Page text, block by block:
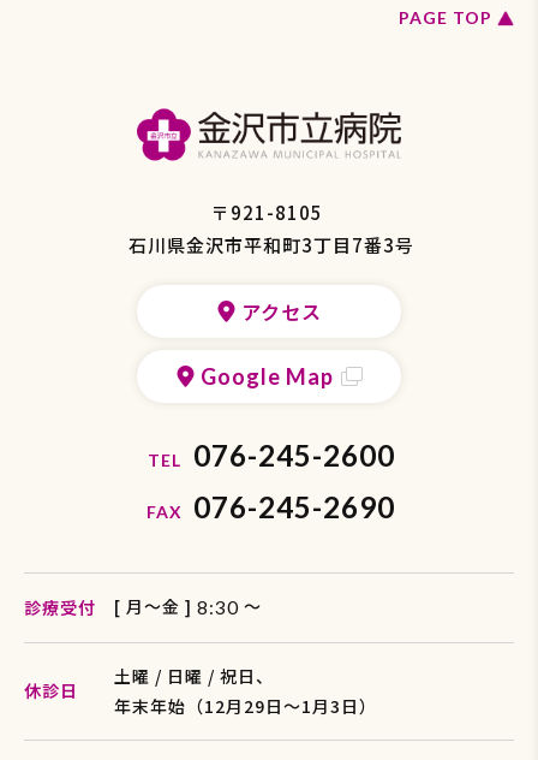
PAGE TOP ペ
〒921-8105
石川県金沢市平和町3丁目7番3号
アクセス
Google Map
TEL 076-245-2600
FAX 076-245-2690
診療受付 [ 月〜金 ] 8:30 〜
休診日
土曜 / 日曜 / 祝日、
年末年始（12月29日〜1月3日）